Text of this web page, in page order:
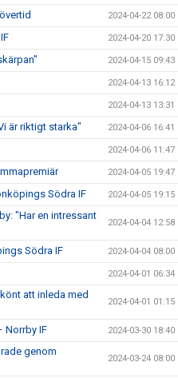
2024-04-22 08:00
2024-04-20 17:30
2024-04-15 09:43
2024-04-13 16:12
2024-04-13 13:31
är riktigt starka" 2024-04-06 16:41
2024-04-06 11:47
2024-04-05 19:47
Södra IF 2024-04-05 19:15
"Har en intressant
2024-04-04 12:58
Södra IF 2024-04-04 08:00
2024-04-01 06:34
att inleda med
2024-04-01 01:15
Norrby IF 2024-03-30 18:40
genom
2024-03-24 08:00